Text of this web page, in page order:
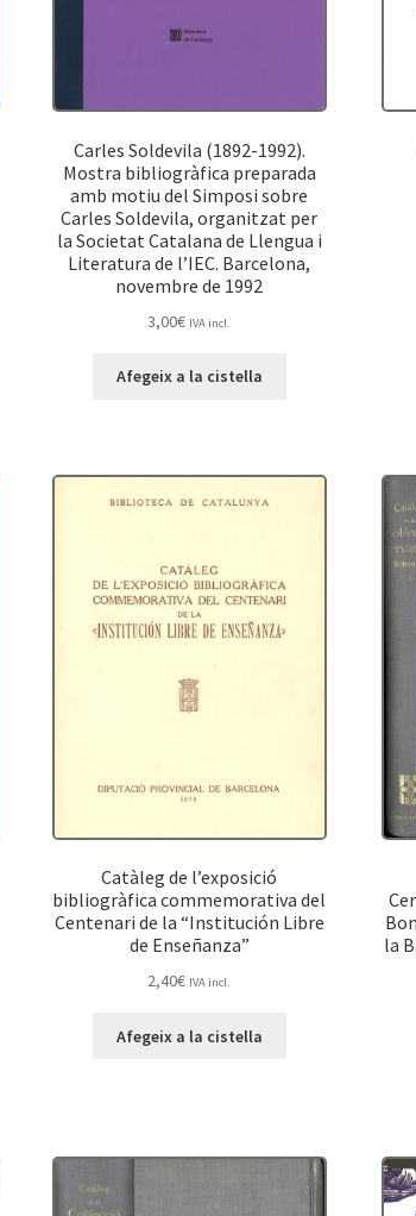
Carles Soldevila (1892-1992).
Mostra bibliogràfica preparada
amb motiu del Simposi sobre
Carles Soldevila, organitzat per
la Societat Catalana de Llengua i
Literatura de l’IEC. Barcelona,
novembre de 1992
3,00€ IVA incl.
Afegeix a la cistella
Catàleg de l’exposició
bibliogràfica commemorativa del
Centenari de la “Institución Libre
de Enseñanza”
2,40€ IVA incl.
Afegeix a la cistella
la